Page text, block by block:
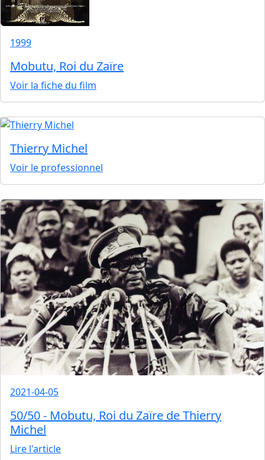
1999
Mobutu, Roi du Zaïre
Voir la fiche du film
Thierry Michel
Voir le professionnel
2021-04-05
50/50 - Mobutu, Roi du Zaïre de Thierry
Michel
Lire l'article